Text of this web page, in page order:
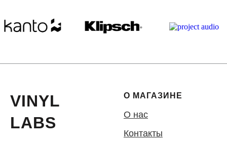
VINYL
LABS
О МАГАЗИНЕ
О нас
Контакты